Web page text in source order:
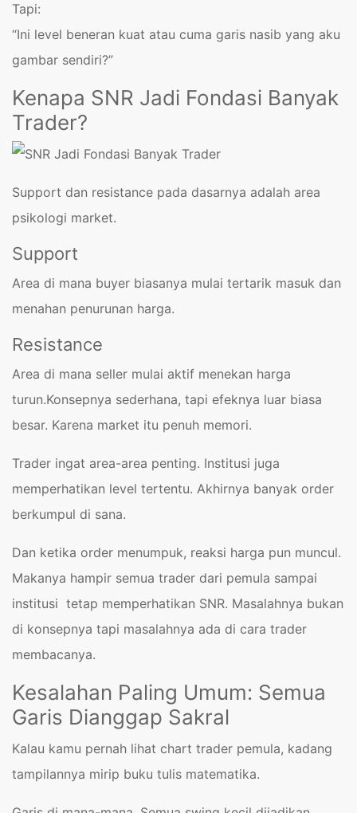
Tapi:
“Ini level beneran kuat atau cuma garis nasib yang aku
gambar sendiri?”
Kenapa SNR Jadi Fondasi Banyak
Trader?
Support dan resistance pada dasarnya adalah area
psikologi market.
Support
Area di mana buyer biasanya mulai tertarik masuk dan
menahan penurunan harga.
Resistance
Area di mana seller mulai aktif menekan harga
turun.Konsepnya sederhana, tapi efeknya luar biasa
besar. Karena market itu penuh memori.
Trader ingat area-area penting. Institusi juga
memperhatikan level tertentu. Akhirnya banyak order
berkumpul di sana.
Dan ketika order menumpuk, reaksi harga pun muncul.
Makanya hampir semua trader dari pemula sampai
institusi tetap memperhatikan SNR. Masalahnya bukan
di konsepnya tapi masalahnya ada di cara trader
membacanya.
Kesalahan Paling Umum: Semua
Garis Dianggap Sakral
Kalau kamu pernah lihat chart trader pemula, kadang
tampilannya mirip buku tulis matematika.